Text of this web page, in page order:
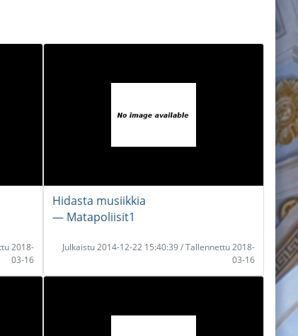
2018-
03-16
Hidasta musiikkia
― Matapoliisit1
Julkaistu 2014-12-22 15:40:39 / Tallennettu 2018-
03-16